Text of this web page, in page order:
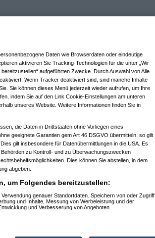
Daten wie Browserdaten oder eindeutige
aktivieren Sie Tracking-Technologien für die unter „Wir
aufgeführten Zwecke. Durch Auswahl von Alle
Wenn Tracker deaktiviert sind, sind manche Inhalte
Sie können dieses Menü jederzeit wieder aufrufen, um Ihre
indem Sie auf den Link Cookie-Einstellungen am unteren
unseres Website. Weitere Informationen finden Sie in
die Daten in Drittstaaten ohne Vorliegen eines
geeignete Garantien gem Art 46 DSGVO übermitteln, so gilt
gilt insbesondere für Datenübermittlungen in die USA. Es
zu Kontroll- und zu Überwachungszwecken
Dies können Sie abstellen, in dem
abgeben.
um Folgendes bereitzustellen:
genauer Standortdaten. Speichern von oder Zugriff
und Inhalte, Messung von Werbeleistung und der
und Verbesserung von Angeboten.